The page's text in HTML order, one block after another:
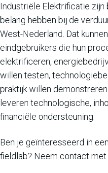
Industriële Elektrificatie
belang hebben bij de
West-Nederland. Dat
eindgebruikers die hun
elektrificeren,
willen testen,
praktijk willen
leveren technologische,
financiële ondersteuning.
Ben je geïnteresseerd in
fieldlab? Neem contact met